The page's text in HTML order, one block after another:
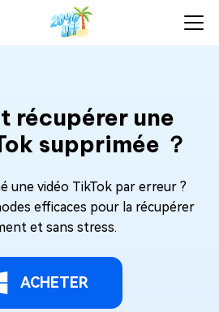
récupérer une
supprimée ？
une vidéo TikTok par erreur ?
efficaces pour la récupérer
et sans stress.
ACHETER